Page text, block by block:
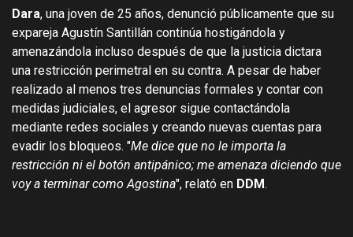
Dara, una joven de 25 años, denunció públicamente que su
expareja Agustín Santillán continúa hostigándola y
amenazándola incluso después de que la justicia dictara
una restricción perimetral en su contra. A pesar de haber
realizado al menos tres denuncias formales y contar con
medidas judiciales, el agresor sigue contactándola
mediante redes sociales y creando nuevas cuentas para
evadir los bloqueos. "Me dice que no le importa la
restricción ni el botón antipánico; me amenaza diciendo que
voy a terminar como Agostina", relató en DDM.